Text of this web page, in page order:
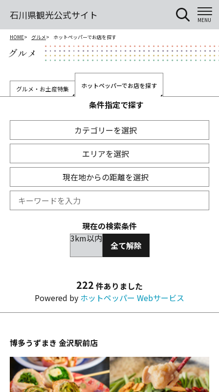
石川県観光公式サイト MENU
HOME グルメ ホットペッパーでお店を探す
グルメ
グルメ・お土産特集 ホットペッパーでお店を探す
条件指定で探す
カテゴリーを選択
エリアを選択
現在地からの距離を選択
現在の検索条件
3km以内
全て解除
222 件ありました
Powered by ホットペッパー Webサービス
博多うずまき 金沢駅前店